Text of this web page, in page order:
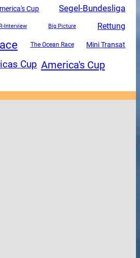
Cup Segel-Bundesliga
Interview Big Picture Rettung
The Ocean Race Mini Transat
Cup America's Cup